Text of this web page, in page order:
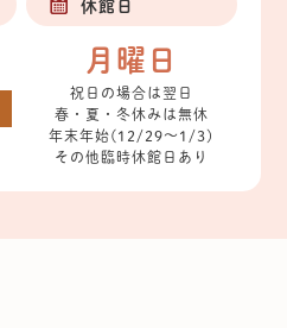
休館日
月曜日
祝日の場合は翌日
春・夏・冬休みは無休
年末年始(12/29～1/3)
その他臨時休館日あり